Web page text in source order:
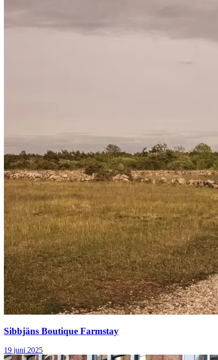
Sibbjäns Boutique Farmstay
19 juni 2025